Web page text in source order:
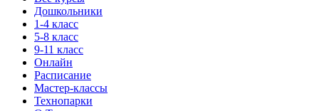
Дошкольники
1-4 класс
5-8 класс
9-11 класс
Онлайн
Расписание
Мастер-классы
Технопарки